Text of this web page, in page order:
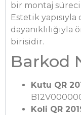
bir montaj
Estetik
birisidir.
Barkod
Kutu QR
Koli QR